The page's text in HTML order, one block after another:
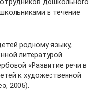
дошкольного
в течение
родному языку,
литературой
«Развитие речи в
к художественной
2005).